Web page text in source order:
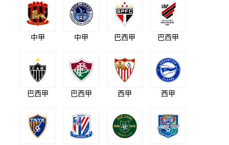
中甲 中甲 巴西甲 巴西甲
巴西甲 巴西甲 西甲 西甲